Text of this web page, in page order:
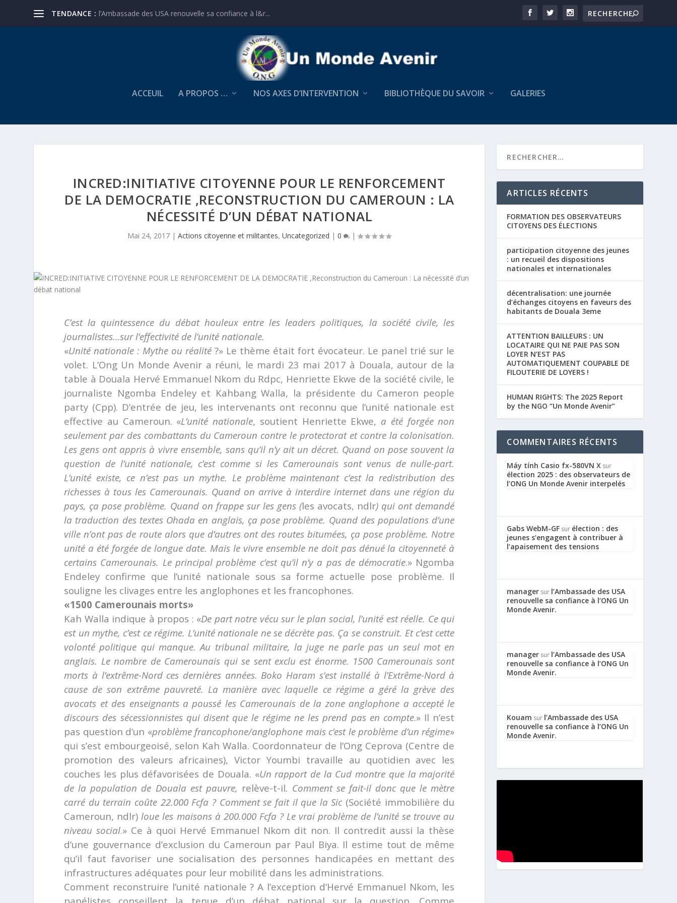
TENDANCE : l’Ambassade des USA renouvelle sa confiance à l&r...
ACCEUIL A PROPOS … NOS AXES D’INTERVENTION BIBLIOTHÈQUE DU SAVOIR GALERIES
INCRED:INITIATIVE CITOYENNE POUR LE RENFORCEMENT
DE LA DEMOCRATIE ,RECONSTRUCTION DU CAMEROUN : LA
NÉCESSITÉ D’UN DÉBAT NATIONAL
Mai 24, 2017 |Actions citoyenne et militantes,Uncategorized |0 |
C’est la quintessence du débat houleux entre les leaders politiques, la société civile, les
journalistes…sur l’effectivité de l’unité nationale.
«Unité nationale : Mythe ou réalité ?» Le thème était fort évocateur. Le panel trié sur le
volet. L’Ong Un Monde Avenir a réuni, le mardi 23 mai 2017 à Douala, autour de la
table à Douala Hervé Emmanuel Nkom du Rdpc, Henriette Ekwe de la société civile, le
journaliste Ngomba Endeley et Kahbang Walla, la présidente du Cameron people
party (Cpp). D’entrée de jeu, les intervenants ont reconnu que l’unité nationale est
effective au Cameroun. «L’unité nationale, soutient Henriette Ekwe, a été forgée non
seulement par des combattants du Cameroun contre le protectorat et contre la colonisation.
Les gens ont appris à vivre ensemble, sans qu’il n’y ait un décret. Quand on pose souvent la
question de l’unité nationale, c’est comme si les Camerounais sont venus de nulle-part.
L’unité existe, ce n’est pas un mythe. Le problème maintenant c’est la redistribution des
richesses à tous les Camerounais. Quand on arrive à interdire internet dans une région du
pays, ça pose problème. Quand on frappe sur les gens (les avocats, ndlr) qui ont demandé
la traduction des textes Ohada en anglais, ça pose problème. Quand des populations d’une
ville n’ont pas de route alors que d’autres ont des routes bitumées, ça pose problème. Notre
unité a été forgée de longue date. Mais le vivre ensemble ne doit pas dénué la citoyenneté à
certains Camerounais. Le principal problème c’est qu’il n’y a pas de démocratie.» Ngomba
Endeley confirme que l’unité nationale sous sa forme actuelle pose problème. Il
souligne les clivages entre les anglophones et les francophones.
«1500 Camerounais morts»
Kah Walla indique à propos : «De part notre vécu sur le plan social, l’unité est réelle. Ce qui
est un mythe, c’est ce régime. L’unité nationale ne se décrète pas. Ça se construit. Et c’est cette
volonté politique qui manque. Au tribunal militaire, la juge ne parle pas un seul mot en
anglais. Le nombre de Camerounais qui se sent exclu est énorme. 1500 Camerounais sont
morts à l’extrême-Nord ces dernières années. Boko Haram s’est installé à l’Extrême-Nord à
cause de son extrême pauvreté. La manière avec laquelle ce régime a géré la grève des
avocats et des enseignants a poussé les Camerounais de la zone anglophone a accepté le
discours des sécessionnistes qui disent que le régime ne les prend pas en compte.» Il n’est
pas question d’un «problème francophone/anglophone mais c’est le problème d’un régime»
qui s’est embourgeoisé, selon Kah Walla. Coordonnateur de l’Ong Ceprova (Centre de
promotion des valeurs africaines), Victor Youmbi travaille au quotidien avec les
couches les plus défavorisées de Douala. «Un rapport de la Cud montre que la majorité
de la population de Douala est pauvre, relève-t-il. Comment se fait-il donc que le mètre
carré du terrain coûte 22.000 Fcfa ? Comment se fait il que la Sic(Société immobilière du
Cameroun, ndlr) loue les maisons à 200.000 Fcfa ? Le vrai problème de l’unité se trouve au
niveau social.» Ce à quoi Hervé Emmanuel Nkom dit non. Il contredit aussi la thèse
d’une gouvernance d’exclusion du Cameroun par Paul Biya. Il estime tout de même
qu’il faut favoriser une socialisation des personnes handicapées en mettant des
infrastructures adéquates pour leur mobilité dans les administrations.
Comment reconstruire l’unité nationale ? A l’exception d’Hervé Emmanuel Nkom, les
ARTICLES RÉCENTS
FORMATION DES OBSERVATEURS
CITOYENS DES ÉLECTIONS
participation citoyenne des jeunes
: un recueil des dispositions
nationales et internationales
décentralisation: une journée
d’échanges citoyens en faveurs des
habitants de Douala 3eme
ATTENTION BAILLEURS : UN
LOCATAIRE QUI NE PAIE PAS SON
LOYER N’EST PAS
AUTOMATIQUEMENT COUPABLE DE
FILOUTERIE DE LOYERS !
HUMAN RIGHTS: The 2025 Report
by the NGO “Un Monde Avenir”
COMMENTAIRES RÉCENTS
Máy tính Casio fx-580VN X sur
élection 2025 : des observateurs de
l’ONG Un Monde Avenir interpelés
Gabs WebM-GF sur élection : des
jeunes s’engagent à contribuer à
l’apaisement des tensions
manager sur l’Ambassade des USA
renouvelle sa confiance à l’ONG Un
Monde Avenir.
manager sur l’Ambassade des USA
renouvelle sa confiance à l’ONG Un
Monde Avenir.
Kouam sur l’Ambassade des USA
renouvelle sa confiance à l’ONG Un
Monde Avenir.